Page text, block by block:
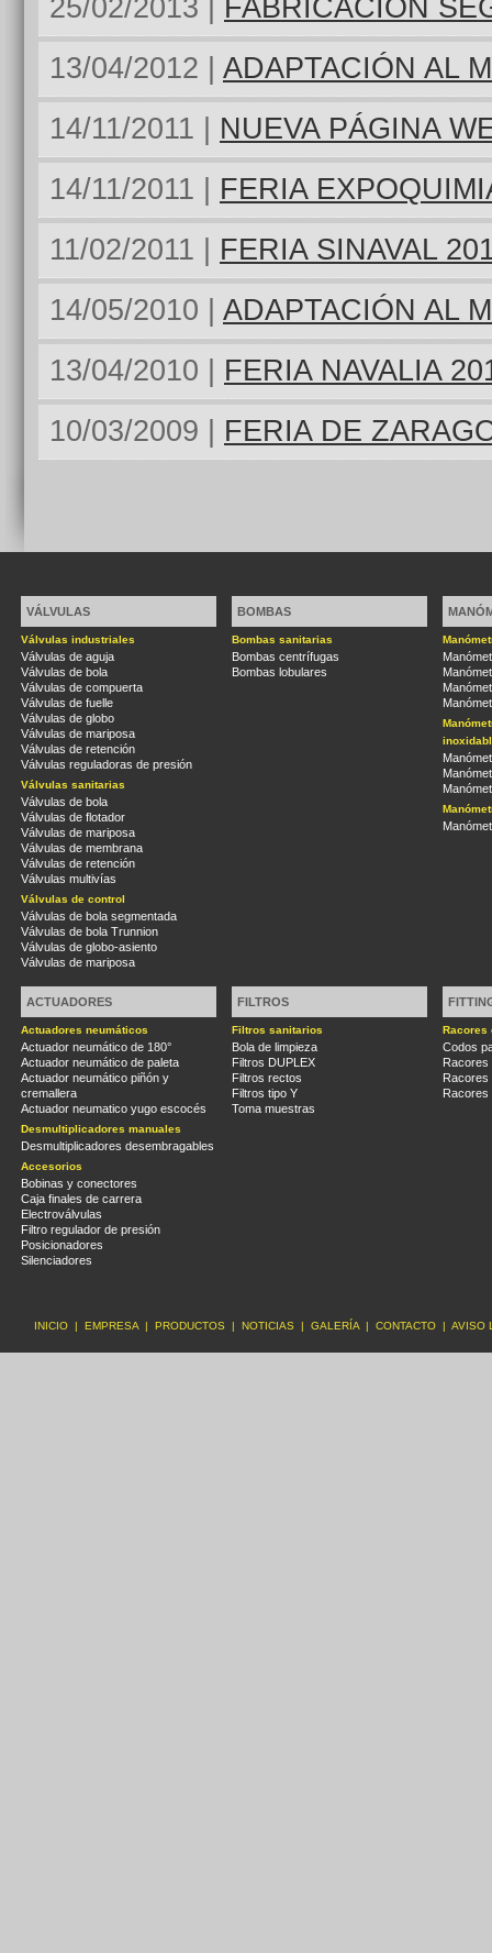
25/02/2013 |
FABRICACIÓN
13/04/2012 | ADAPTACIÓN AL
14/11/2011 | NUEVA PÁGINA
14/11/2011 | FERIA
11/02/2011 | FERIA SINAVAL
14/05/2010 | ADAPTACIÓN AL
13/04/2010 | FERIA NAVALIA
10/03/2009 | FERIA DE
VÁLVULAS
Válvulas industriales
Válvulas de aguja
Válvulas de bola
Válvulas de compuerta
Válvulas de fuelle
Válvulas de globo
Válvulas de mariposa
Válvulas de retención
Válvulas reguladoras de presión
Válvulas sanitarias
Válvulas de bola
Válvulas de flotador
Válvulas de mariposa
Válvulas de membrana
Válvulas de retención
Válvulas multivías
Válvulas de control
Válvulas de bola segmentada
Válvulas de bola Trunnion
Válvulas de globo-asiento
Válvulas de mariposa
BOMBAS
Bombas sanitarias
Bombas centrífugas
Bombas lobulares
ACTUADORES
Actuadores neumáticos
Actuador neumático de 180°
Actuador neumático de paleta
Actuador neumático piñón y
cremallera
Actuador neumatico yugo escocés
Desmultiplicadores manuales
Desmultiplicadores desembragables
Accesorios
Bobinas y conectores
Caja finales de carrera
Electroválvulas
Filtro regulador de presión
Posicionadores
Silenciadores
FILTROS
Filtros sanitarios
Bola de limpieza
Filtros DUPLEX
Filtros rectos
Filtros tipo Y
Toma muestras
Racores
Codos
Racores
Racores
Racores
INICIO | EMPRESA | PRODUCTOS | NOTICIAS | GALERÍA | CONTACTO | AVISO